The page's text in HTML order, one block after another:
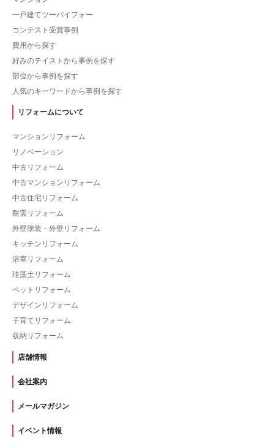
一戸建てツーバイフォー
コンテスト受賞事例
費用から探す
好みのテイストから事例を探す
部位から事例を探す
人気のキーワードから事例を探す
リフォームについて
マンションリフォーム
リノベーション
中古リフォーム
中古マンションリフォーム
中古住宅リフォーム
耐震リフォーム
外壁塗装・外壁リフォーム
キッチンリフォーム
浴室リフォーム
珪藻土リフォーム
ペットリフォーム
デザインリフォーム
子育てリフォーム
収納リフォーム
店舗情報
会社案内
メールマガジン
イベント情報